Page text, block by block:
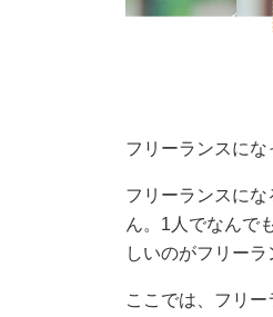
フリーランスにな
フリーランスに
ん。1人でなんで
しいのがフリーラ
ここでは、フリ